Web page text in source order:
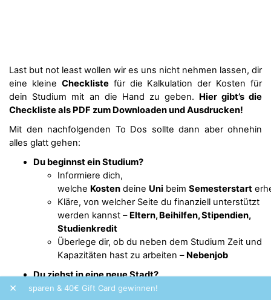
×
& 40€ Gift Card gewinnen! Frequency ist unsere Brand of the
Last but not least wollen wir es uns nicht nehmen lassen, dir
eine kleine Checklistefür die Kalkulation der Kosten für
dein Studium mit an die Hand zu geben. Hier gibt’s die
Checkliste als PDF zum Downloaden und Ausdrucken!
Mit den nachfolgenden To Dos sollte dann aber ohnehin
alles glatt gehen:
Du beginnst ein Studium?
Informiere dich,
welche Kosten deine Uni beim Semesterstart
Kläre, von welcher Seite du finanziell unterstützt
werden kannst – Eltern, Beihilfen, Stipendien,
Studienkredit
Überlege dir, ob du neben dem Studium Zeit und
Kapazitäten hast zu arbeiten – Nebenjob
Du ziehst in eine neue Stadt?
Informiere dich über die